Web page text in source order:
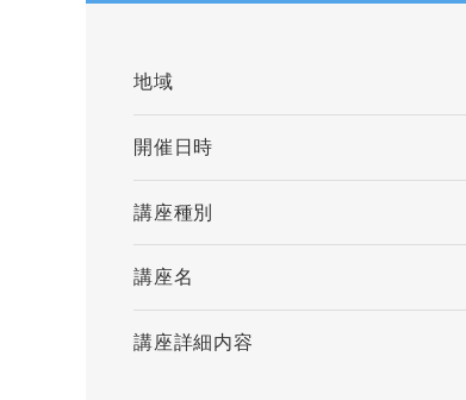
地域
開催日時
講座種別
講座名
講座詳細内容